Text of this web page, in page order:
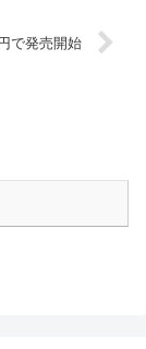
で発売開始